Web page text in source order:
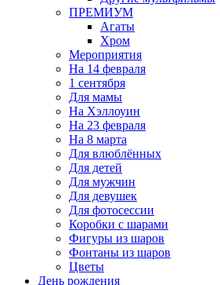
ПРЕМИУМ
Агаты
Хром
Мероприятия
На 14 февраля
1 сентября
Для мамы
На Хэллоуин
На 23 февраля
На 8 марта
Для влюблённых
Для детей
Для мужчин
Для девушек
Для фотосессии
Коробки с шарами
Фигуры из шаров
Фонтаны из шаров
Цветы
День рождения